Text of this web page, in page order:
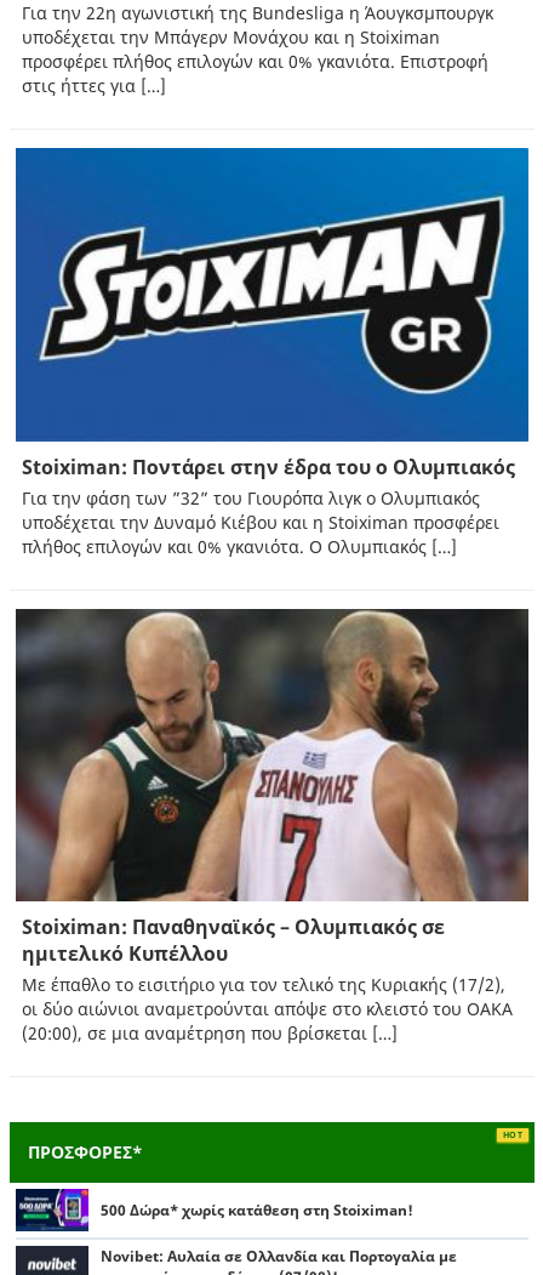
Για την 22η αγωνιστική της Bundesliga η Άουγκσμπουργκ
υποδέχεται την Μπάγερν Μονάχου και η Stoiximan
προσφέρει πλήθος επιλογών και 0% γκανιότα. Επιστροφή
στις ήττες για […]
Stoiximan: Ποντάρει στην έδρα του ο Ολυμπιακός
Για την φάση των ”32” του Γιουρόπα λιγκ ο Ολυμπιακός
υποδέχεται την Δυναμό Κιέβου και η Stoiximan προσφέρει
πλήθος επιλογών και 0% γκανιότα. Ο Ολυμπιακός […]
Stoiximan: Παναθηναϊκός – Ολυμπιακός σε
ημιτελικό Κυπέλλου
Με έπαθλο το εισιτήριο για τον τελικό της Κυριακής (17/2),
οι δύο αιώνιοι αναμετρούνται απόψε στο κλειστό του ΟΑΚΑ
(20:00), σε μια αναμέτρηση που βρίσκεται […]
ΠΡΟΣΦΟΡΕΣ*
500 Δώρα* χωρίς κατάθεση στη Stoiximan!
Novibet: Αυλαία σε Ολλανδία και Πορτογαλία με